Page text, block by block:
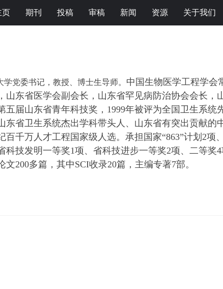
页 期刊 投稿 审稿 新闻 资源 关于我们
学党委书记 ， 教授、博士生导师。 中国生物医学工程学会
， 山东省医学会副会长， 山东省罕见病防治协会会长，
五届山东省青年科技奖，1999年被评为全国卫生系
东省卫生系统杰出学科带头人、山东省有突出贡献的
百千万人才工程国家级人选。承担国家“863”计划2
科技发明一等奖1项、省科技进步一等奖2项、二等奖
200多篇，其中SCI收录20篇，主编专著7部。